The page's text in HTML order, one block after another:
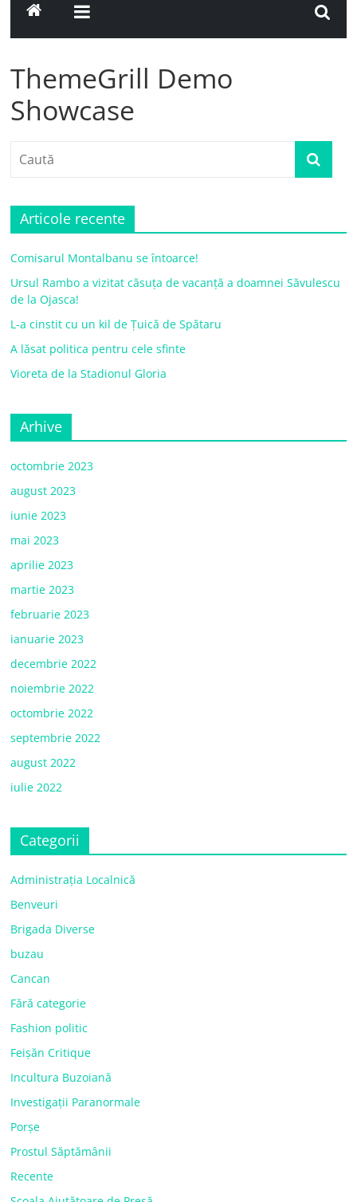
ThemeGrill Demo
Showcase
Articole recente
Comisarul Montalbanu se întoarce!
Ursul Rambo a vizitat căsuța de vacanță a doamnei Săvulescu
de la Ojasca!
L-a cinstit cu un kil de Țuică de Spătaru
A lăsat politica pentru cele sfinte
Vioreta de la Stadionul Gloria
Arhive
octombrie 2023
august 2023
iunie 2023
mai 2023
aprilie 2023
martie 2023
februarie 2023
ianuarie 2023
decembrie 2022
noiembrie 2022
octombrie 2022
septembrie 2022
august 2022
iulie 2022
Categorii
Administrația Localnică
Benveuri
Brigada Diverse
buzau
Cancan
Fără categorie
Fashion politic
Feișăn Critique
Incultura Buzoiană
Investigații Paranormale
Porșe
Prostul Săptămânii
Recente